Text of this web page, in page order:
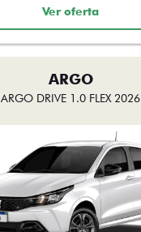
Ver oferta
ARGO
ARGO DRIVE 1.0 FLEX 2026